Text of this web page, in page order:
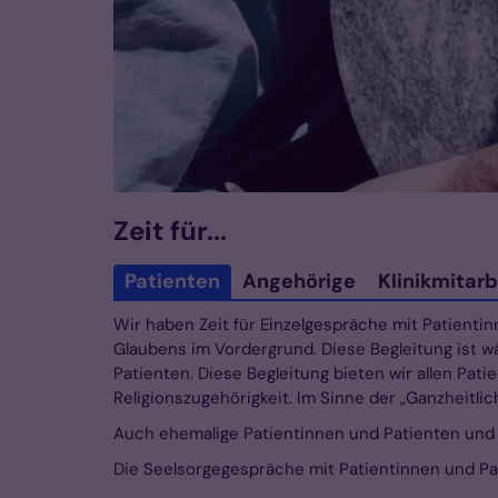
Zeit für...
Patienten Angehörige
Wir haben Zeit für Einzelgespräche mit
Glaubens im Vordergrund. Diese Begleitung
Patienten. Diese Begleitung bieten wir allen
Religionszugehörigkeit. Im Sinne der
Auch ehemalige Patientinnen und Patienten
Die Seelsorgegespräche mit Patientinnen und